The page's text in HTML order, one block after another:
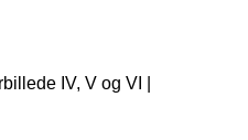
IV, V og VI |